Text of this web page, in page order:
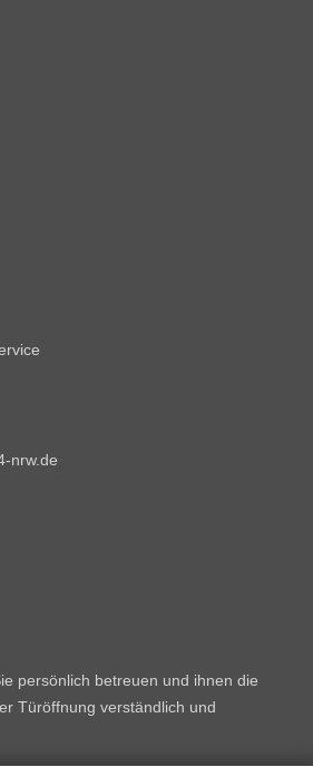
nrw.de
persönlich betreuen und ihnen die
Türöffnung verständlich und